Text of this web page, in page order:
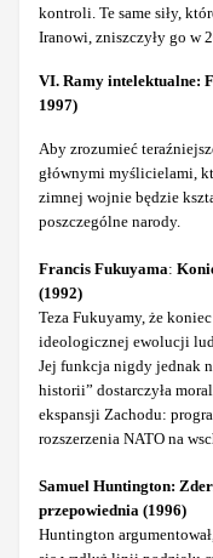
kontroli. Te same siły,
Iranowi, zniszczyły go w
VI. Ramy intelektualne:
1997)
Aby zrozumieć
głównymi myślicielami,
zimnej wojnie będzie
poszczególne narody.
Francis Fukuyama:
(1992)
Teza Fukuyamy, że
ideologicznej ewolucji
Jej funkcja nigdy jednak
historii” dostarczyła
ekspansji Zachodu:
rozszerzenia NATO na
Samuel Huntington:
przepowiednia (1996)
Huntington